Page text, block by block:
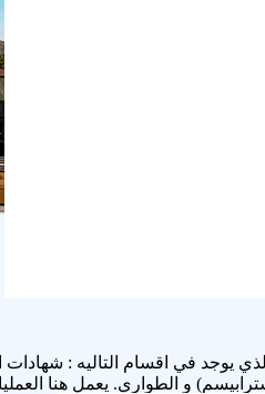
في اقسام التاليه : شهادات
و الطواري. يعمل هنا